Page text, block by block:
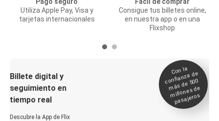
Utiliza Apple Pay, Visa y
tarjetas internacionales
Consigue tus billetes online,
en nuestra app o en una
Flixshop
Billete digital y
seguimiento en
tiempo real
Descubre la App de Flix
Con la
confianza de
más de 500
millones de
pasajeros